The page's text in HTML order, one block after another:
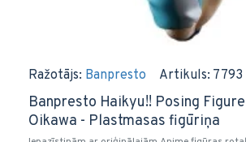
Ražotājs: Banpresto Artikuls: 7793
Banpresto Haikyu!! Posing Figure
Oikawa - Plastmasas figūriņa